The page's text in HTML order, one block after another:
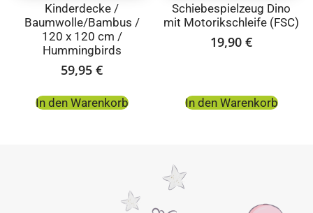
Kinderdecke /
Baumwolle/Bambus /
120 x 120 cm /
Hummingbirds
59,95 €
In den Warenkorb
Schiebespielzeug Dino
mit Motorikschleife (FSC)
19,90 €
In den Warenkorb